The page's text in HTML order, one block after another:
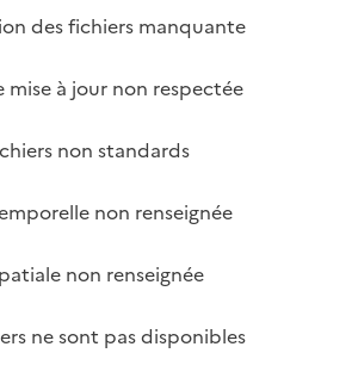
des fichiers manquante
mise à jour non respectée
non standards
non renseignée
non renseignée
ne sont pas disponibles